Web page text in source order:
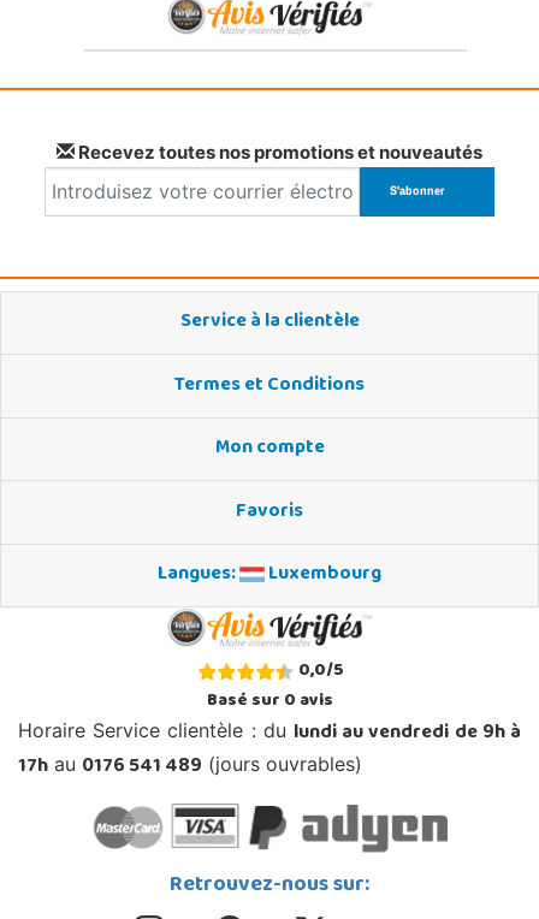
Recevez toutes nos promotions et nouveautés
Service à la clientèle
Termes et Conditions
Mon compte
Favoris
Langues:
Luxembourg
0,0/5
Basé sur0avis
Horaire Service clientèle : du lundi au vendredi de 9h à
17h au 0176 541 489 (jours ouvrables)
Retrouvez-nous sur: